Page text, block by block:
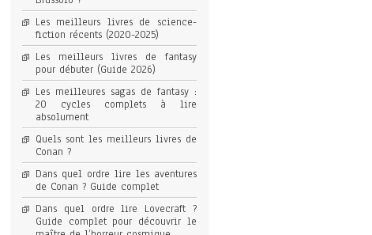
Les meilleurs livres de science-
fiction récents (2020-2025)
Les meilleurs livres de fantasy
pour débuter (Guide 2026)
Les meilleures sagas de fantasy :
20 cycles complets à lire
absolument
Quels sont les meilleurs livres de
Conan ?
Dans quel ordre lire les aventures
de Conan ? Guide complet
Dans quel ordre lire Lovecraft ?
Guide complet pour découvrir le